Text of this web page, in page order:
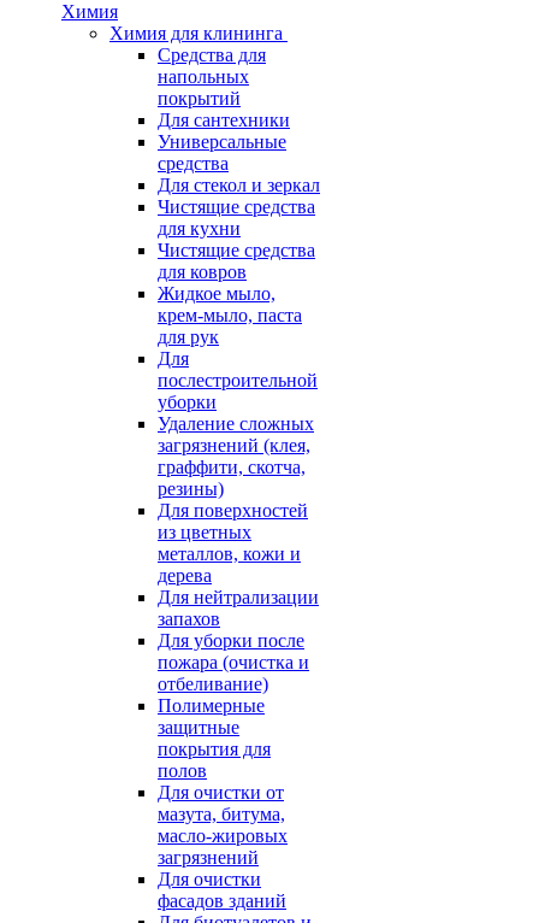
Химия
Химия для клининга
Средства для
напольных
покрытий
Для сантехники
Универсальные
средства
Для стекол и зеркал
Чистящие средства
для кухни
Чистящие средства
для ковров
Жидкое мыло,
крем-мыло, паста
для рук
Для
послестроительной
уборки
Удаление сложных
загрязнений (клея,
граффити, скотча,
резины)
Для поверхностей
из цветных
металлов, кожи и
дерева
Для нейтрализации
запахов
Для уборки после
пожара (очистка и
отбеливание)
Полимерные
защитные
покрытия для
полов
Для очистки от
мазута, битума,
масло-жировых
загрязнений
Для очистки
фасадов зданий